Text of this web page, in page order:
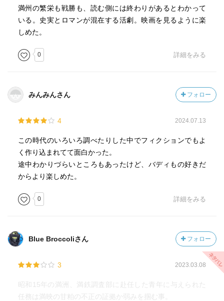
満州の繁栄も戦勝も、読む側には終わりがあるとわかって
いる。史実とロマンが混在する活劇。映画を見るように楽
しめた。
0 詳細をみる
みんみんさん フォロー
4 2024.07.13
この時代のいろいろ調べたりした中でフィクションでもよ
く作り込まれてて面白かった。
途中わかりづらいところもあったけど、バディもの好きだ
からより楽しめた。
0 詳細をみる
Blue Broccoliさん フォロー
3 2023.03.08
昭和15年の満洲、満鉄調査部に赴任した青年に与えられた
任務は満映の甘粕の不正の証拠か弱みを掴む事。